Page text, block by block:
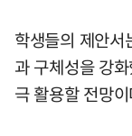
학생들의 제안서
과 구체성을 강
극 활용할 전망